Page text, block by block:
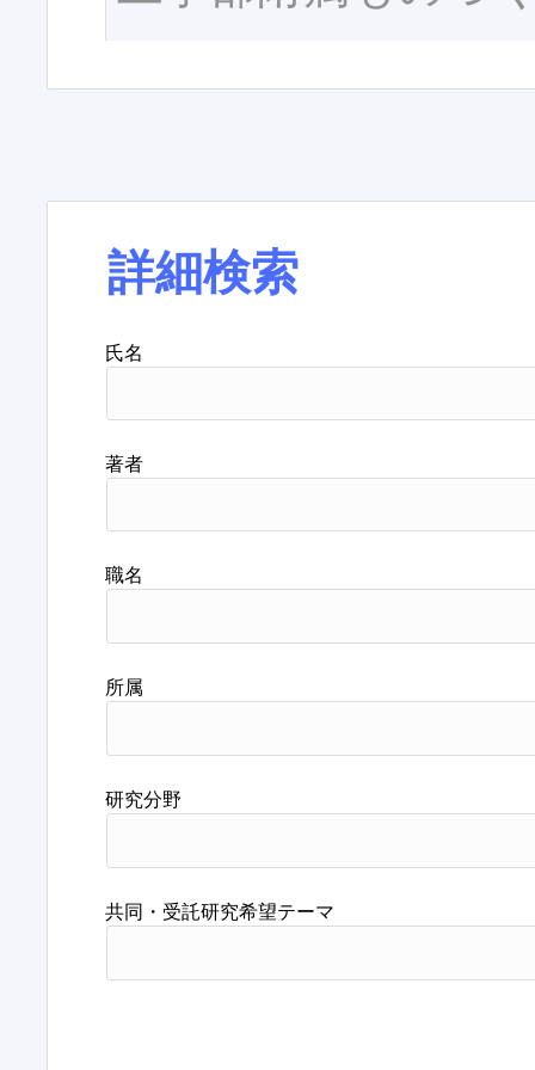
詳細検索
氏名
著者
職名
所属
研究分野
共同・受託研究希望テーマ